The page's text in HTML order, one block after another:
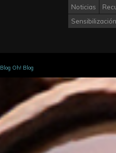
Noticias
Sensibilización
Blog Oh! Blog